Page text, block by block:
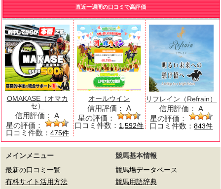
直近一週間の口コミで高評価
OMAKASE（オマカ
セ）
信用評価： A
星の評価：
口コミ件数： 475件
オールウイン
信用評価： A
星の評価：
口コミ件数： 1,592件
リフレイン（Refrain）
信用評価： A
星の評価：
口コミ件数：843件
メインメニュー
最新の口コミ一覧
有料サイト活用方法
競馬基本情報
競馬場データベース
競馬用語辞典